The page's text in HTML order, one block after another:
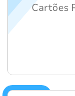
Cartões